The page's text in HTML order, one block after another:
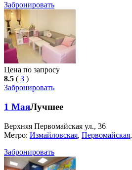
Забронировать
Цена по запросу
8.5 ( 3 )
Забронировать
1 МаяЛучшее
Верхняя Первомайская ул., 36
Метро: Измайловская, Первомайская,
Забронировать